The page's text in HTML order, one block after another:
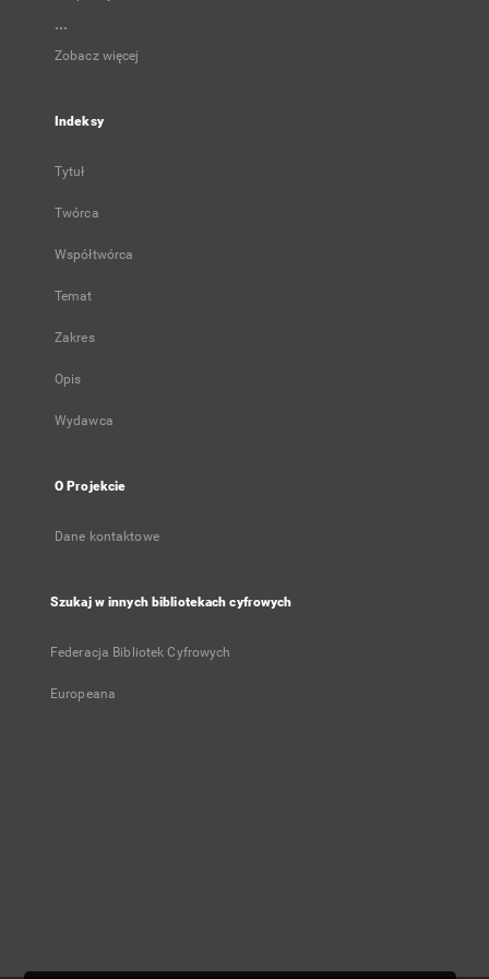
...
Zobacz więcej
Indeksy
Tytuł
Twórca
Współtwórca
Temat
Zakres
Opis
Wydawca
O Projekcie
Dane kontaktowe
Szukaj w innych bibliotekach cyfrowych
Federacja Bibliotek Cyfrowych
Europeana